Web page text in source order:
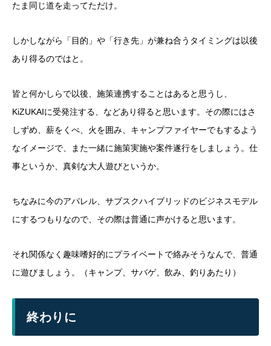
たま同じ道を走ってただけ。
しかしながら「目的」や「行き先」が兼ね合うタイミングは以後
あり得るのではと。
皆と何かしらで以後、施策連携することはあると思うし、
KiZUKAIに受発注する、などあり得ると思います。その際にはさ
しずめ、薪をくべ、火を囲み、キャンプファイヤーでもするよう
なイメージで、また一緒に施策実施や案件遂行をしましょう。仕
事というか、真剣な大人遊びというか。
ちなみに今のアパレル、サブスクハイブリッドのビジネスモデル
にするつもりなので、その際は普通に声かけると思います。
それ関係なく趣味嗜好的にプライベートで絡みそうなんで、普通
に遊びましょう。（キャンプ、サバゲ、飲み、釣りあたり）
終わりに